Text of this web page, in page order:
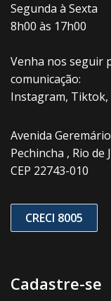
Segunda à Sexta
8h00 às 17h00
Venha nos seguir
comunicação:
Instagram, Tiktok,
Avenida
Pechincha , Rio de
CEP 22743-010
CRECI 8005
Cadastre-se